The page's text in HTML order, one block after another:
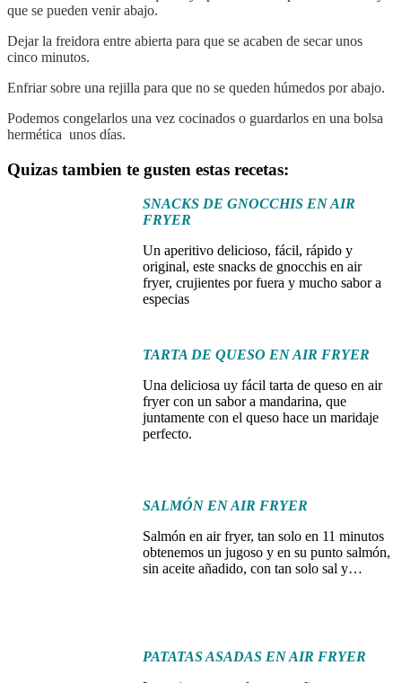
que se pueden venir abajo.
Dejar la freidora entre abierta para que se acaben de secar unos
cinco minutos.
Enfriar sobre una rejilla para que no se queden húmedos por abajo.
Podemos congelarlos una vez cocinados o guardarlos en una bolsa
hermética unos días.
Quizas tambien te gusten estas recetas:
SNACKS DE GNOCCHIS EN AIR
FRYER
Un aperitivo delicioso, fácil, rápido y
original, este snacks de gnocchis en air
fryer, crujientes por fuera y mucho sabor a
especias
TARTA DE QUESO EN AIR FRYER
Una deliciosa uy fácil tarta de queso en air
fryer con un sabor a mandarina, que
juntamente con el queso hace un maridaje
perfecto.
SALMÓN EN AIR FRYER
Salmón en air fryer, tan solo en 11 minutos
obtenemos un jugoso y en su punto salmón,
sin aceite añadido, con tan solo sal y…
PATATAS ASADAS EN AIR FRYER